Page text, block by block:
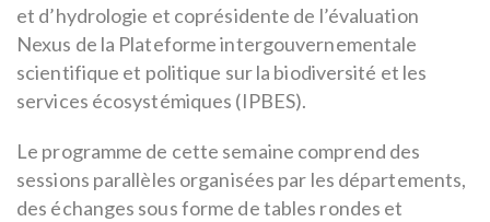
et d’hydrologie et coprésidente de l’évaluation
Nexus de la Plateforme intergouvernementale
scientifique et politique sur la biodiversité et les
services écosystémiques (IPBES).
Le programme de cette semaine comprend des
sessions parallèles organisées par les départements,
des échanges sous forme de tables rondes et